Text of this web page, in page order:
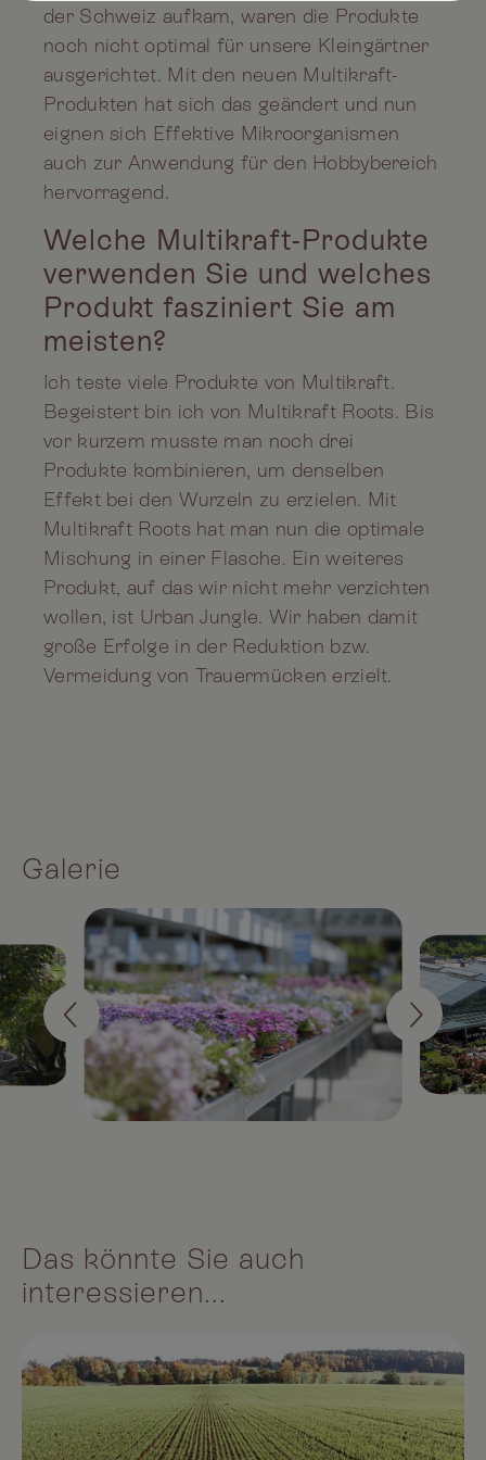
der Schweiz aufkam, waren die Produkte
noch nicht optimal für unsere Kleingärtner
ausgerichtet. Mit den neuen Multikraft-
Produkten hat sich das geändert und nun
eignen sich Effektive Mikroorganismen
auch zur Anwendung für den Hobbybereich
hervorragend.
Welche Multikraft-Produkte
verwenden Sie und welches
Produkt fasziniert Sie am
meisten?
Ich teste viele Produkte von Multikraft.
Begeistert bin ich von Multikraft Roots. Bis
vor kurzem musste man noch drei
Produkte kombinieren, um denselben
Effekt bei den Wurzeln zu erzielen. Mit
Multikraft Roots hat man nun die optimale
Mischung in einer Flasche. Ein weiteres
Produkt, auf das wir nicht mehr verzichten
wollen, ist Urban Jungle. Wir haben damit
große Erfolge in der Reduktion bzw.
Vermeidung von Trauermücken erzielt.
Galerie
Das könnte Sie auch
interessieren...